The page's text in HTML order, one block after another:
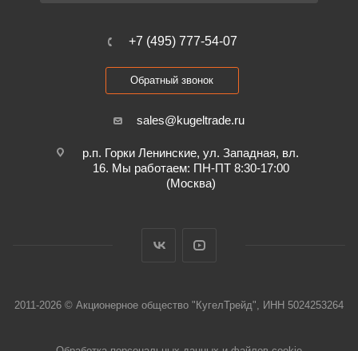
+7 (495) 777-54-07
Обратный звонок
sales@kugeltrade.ru
р.п. Горки Ленинские, ул. Западная, вл.
16. Мы работаем: ПН-ПТ 8:30-17:00
(Москва)
2011-2026 © Акционерное общество "КугелТрейд", ИНН 5024253264